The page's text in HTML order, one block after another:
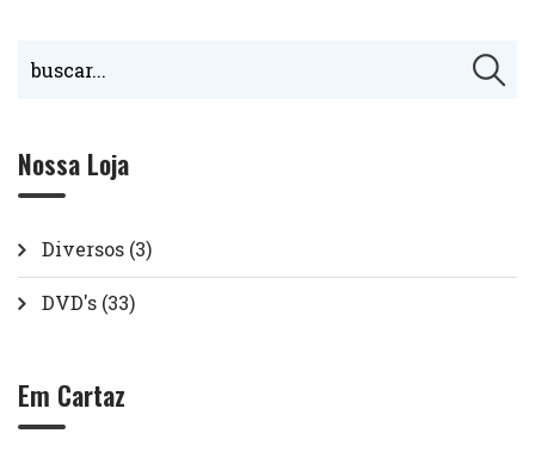
Nossa Loja
Diversos (3)
DVD's (33)
Em Cartaz